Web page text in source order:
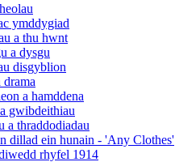
ymddygiad
a thu hwnt
a dysgu
disgyblion
drama
a hamddena
gwibdeithiau
a thraddodiadau
dillad ein hunain - 'Any Clothes'
rhyfel 1914